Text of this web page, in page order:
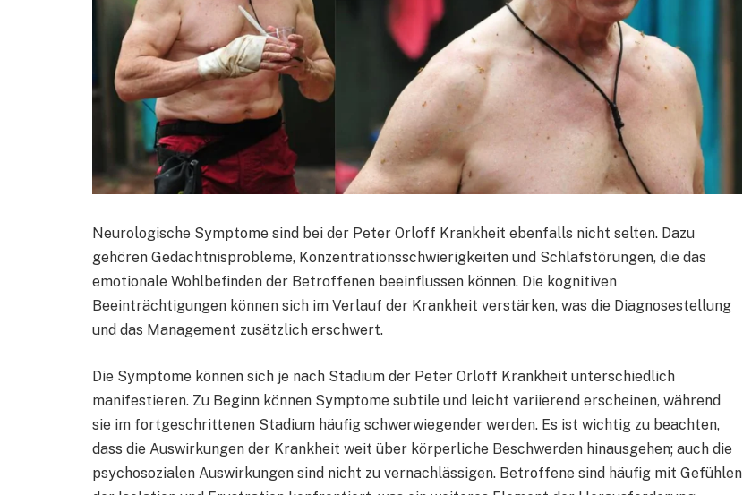
Neurologische Symptome sind bei der Peter Orloff Krankheit ebenfalls nicht selten. Dazu
gehören Gedächtnisprobleme, Konzentrationsschwierigkeiten und Schlafstörungen, die das
emotionale Wohlbefinden der Betroffenen beeinflussen können. Die kognitiven
Beeinträchtigungen können sich im Verlauf der Krankheit verstärken, was die Diagnosestellung
und das Management zusätzlich erschwert.
Die Symptome können sich je nach Stadium der Peter Orloff Krankheit unterschiedlich
manifestieren. Zu Beginn können Symptome subtile und leicht variierend erscheinen, während
sie im fortgeschrittenen Stadium häufig schwerwiegender werden. Es ist wichtig zu beachten,
dass die Auswirkungen der Krankheit weit über körperliche Beschwerden hinausgehen; auch die
psychosozialen Auswirkungen sind nicht zu vernachlässigen. Betroffene sind häufig mit Gefühlen